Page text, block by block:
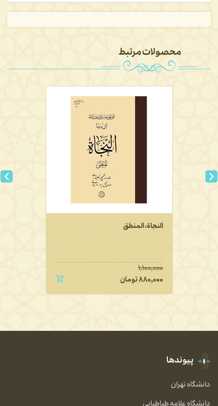
محصولات مرتبط
النجاة، المنطق
۱,۱۰۰,۰۰۰
۸۸۰,۰۰۰تومان
پیوندها
دانشگاه تهران